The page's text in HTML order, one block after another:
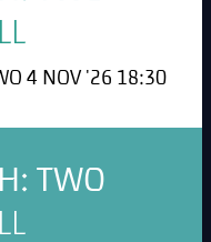
4 NOV '26 18:30
TWO